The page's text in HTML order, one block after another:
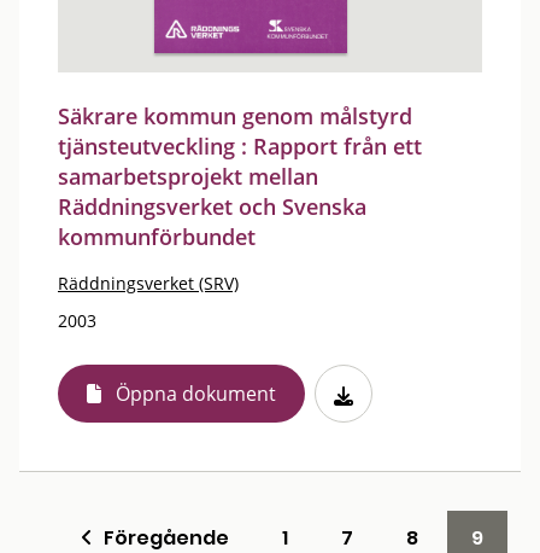
Säkrare kommun genom målstyrd
tjänsteutveckling : Rapport från ett
samarbetsprojekt mellan
Räddningsverket och Svenska
kommunförbundet
Räddningsverket (SRV)
2003
Öppna dokument
Föregående 1 7 8
9